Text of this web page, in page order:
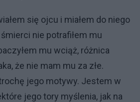
się ojcu i miałem do niego
nie potrafiłem mu
mu wciąż, różnica
że nie mam mu za złe.
jego motywy. Jestem w
jego tory myślenia, jak na